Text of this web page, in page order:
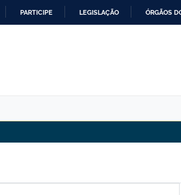
PARTICIPE LEGISLAÇÃO ÓRGÃOS